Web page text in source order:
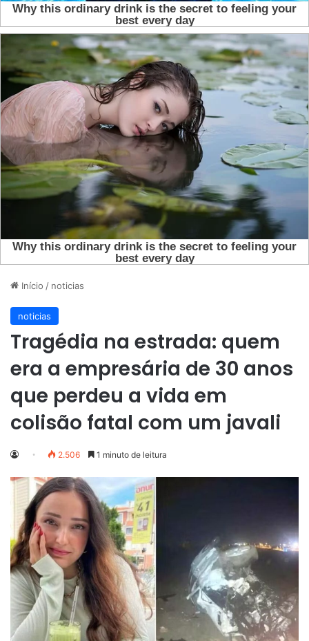
Início / noticias
noticias
Tragédia na estrada: quem
era a empresária de 30 anos
que perdeu a vida em
colisão fatal com um javali
2.506 1 minuto de leitura